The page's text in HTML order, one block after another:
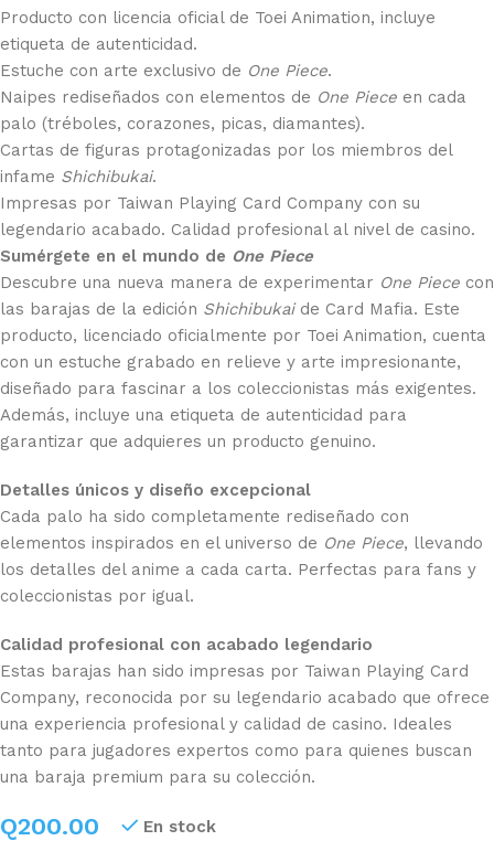
Producto con licencia oficial de Toei Animation, incluye
etiqueta de autenticidad.
Estuche con arte exclusivo de One Piece.
Naipes rediseñados con elementos de One Piece en cada
palo (tréboles, corazones, picas, diamantes).
Cartas de figuras protagonizadas por los miembros del
infame Shichibukai.
Impresas por Taiwan Playing Card Company con su
legendario acabado. Calidad profesional al nivel de casino.
Sumérgete en el mundo de One Piece
Descubre una nueva manera de experimentar One Piece con
las barajas de la edición Shichibukaide Card Mafia. Este
producto, licenciado oficialmente por Toei Animation, cuenta
con un estuche grabado en relieve y arte impresionante,
diseñado para fascinar a los coleccionistas más exigentes.
Además, incluye una etiqueta de autenticidad para
garantizar que adquieres un producto genuino.
Detalles únicos y diseño excepcional
Cada palo ha sido completamente rediseñado con
elementos inspirados en el universo de One Piece, llevando
los detalles del anime a cada carta. Perfectas para fans y
coleccionistas por igual.
Calidad profesional con acabado legendario
Estas barajas han sido impresas por Taiwan Playing Card
Company, reconocida por su legendario acabado que ofrece
una experiencia profesional y calidad de casino. Ideales
tanto para jugadores expertos como para quienes buscan
una baraja premium para su colección.
Q200.00 En stock